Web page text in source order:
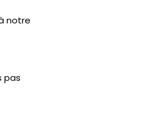
notre
pas